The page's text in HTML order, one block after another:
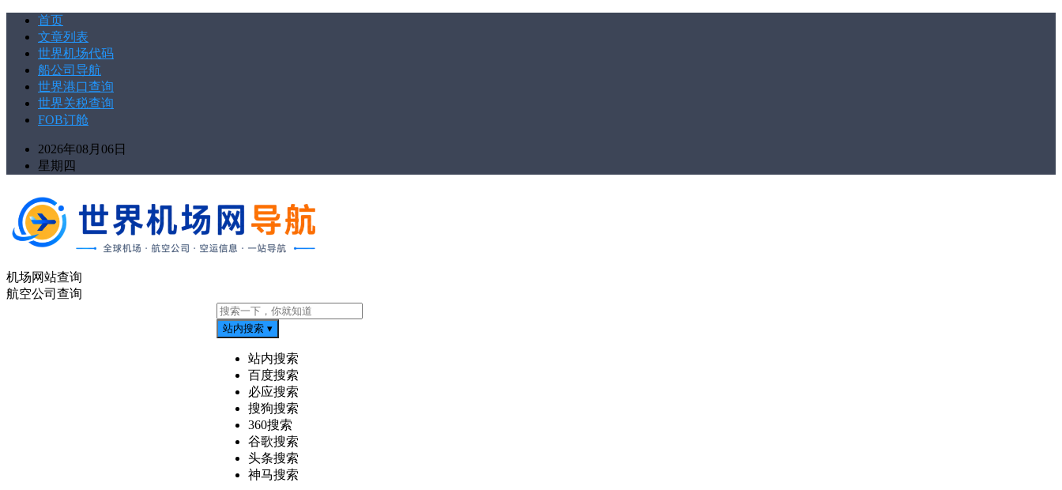
首页
文章列表
世界机场代码
船公司导航
世界港口查询
世界关税查询
FOB订舱
2026年08月06日
星期四
机场网站查询
航空公司查询
站内搜索 ▾
站内搜索
百度搜索
必应搜索
搜狗搜索
360搜索
谷歌搜索
头条搜索
神马搜索